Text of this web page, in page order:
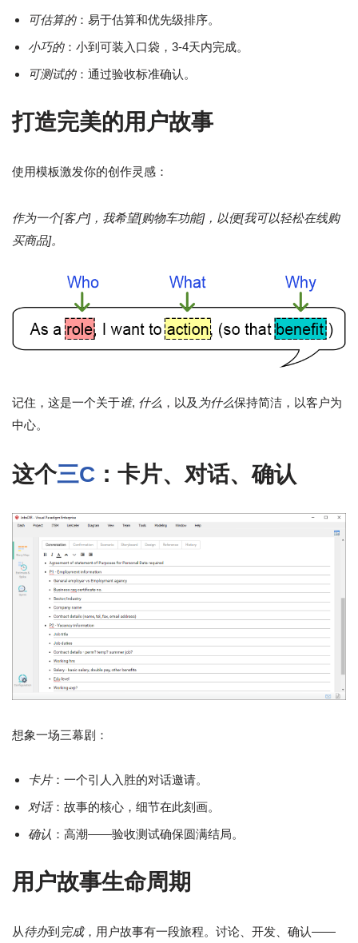
可估算的：易于估算和优先级排序。
小巧的：小到可装入口袋，3-4天内完成。
可测试的：通过验收标准确认。
打造完美的用户故事
使用模板激发你的创作灵感：
作为一个[客户]，我希望[购物车功能]，以便[我可以轻松在线购
买商品]。
记住，这是一个关于谁, 什么 ，以及 为什么保持简洁，以客户为
中心。
这个三C ：卡片、对话、确认
想象一场三幕剧：
卡片：一个引人入胜的对话邀请。
对话：故事的核心，细节在此刻画。
确认 ：高潮——验收测试确保圆满结局。
用户故事生命周期
从待办到 完成，用户故事有一段旅程。讨论、开发、确认——